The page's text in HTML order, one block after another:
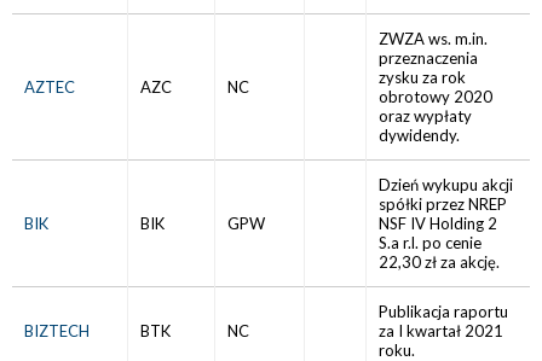
AZTEC AZC NC
ZWZA ws. m.in.
przeznaczenia
zysku za rok
obrotowy 2020
oraz wypłaty
dywidendy.
BIK BIK GPW
Dzień wykupu akcji
spółki przez NREP
NSF IV Holding 2
S.a r.l. po cenie
22,30 zł za akcję.
BIZTECH BTK NC
Publikacja raportu
za I kwartał 2021
roku.